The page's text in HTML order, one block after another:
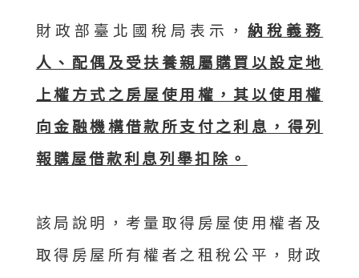
財政部臺北國稅局表示，納稅義務
人、配偶及受扶養親屬購買以設定地
上權方式之房屋使用權，其以使用權
向金融機構借款所支付之利息，得列
報購屋借款利息列舉扣除。
該局說明，考量取得房屋使用權者及
取得房屋所有權者之租稅公平，財政